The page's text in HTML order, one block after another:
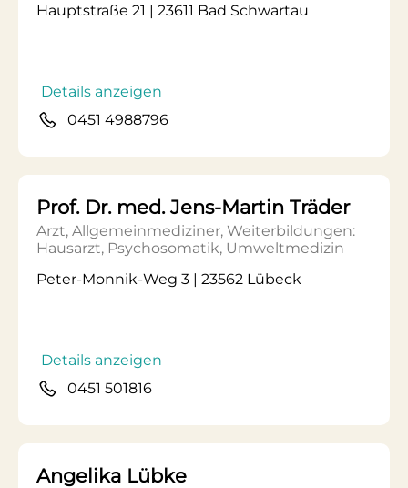
Hauptstraße 21 | 23611 Bad Schwartau
Details anzeigen
0451 4988796
Prof. Dr. med. Jens-Martin Träder
Arzt, Allgemeinmediziner, Weiterbildungen:
Hausarzt, Psychosomatik, Umweltmedizin
Peter-Monnik-Weg 3 | 23562 Lübeck
Details anzeigen
0451 501816
Angelika Lübke